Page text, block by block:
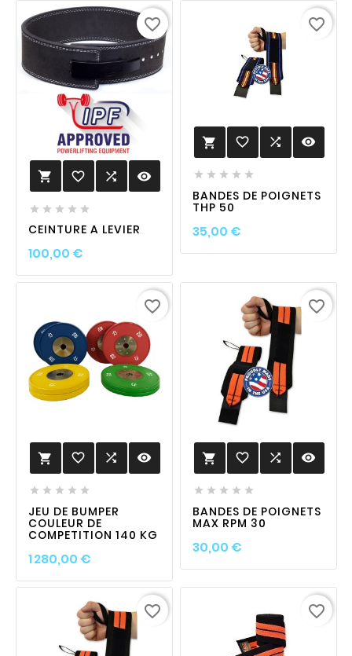
 favorite_border  visibility
    
CEINTURE A LEVIER
100,00 €Prix
favorite_border
 favorite_border  visibility
    
BANDES DE POIGNETS
THP 50
35,00 €Prix
favorite_border
 favorite_border  visibility
    
JEU DE BUMPER
COULEUR DE
COMPETITION 140 KG
1 280,00 €Prix
favorite_border
 favorite_border  visibility
    
BANDES DE POIGNETS
MAX RPM 30
30,00 €Prix
favorite_border
favorite_border favorite_border